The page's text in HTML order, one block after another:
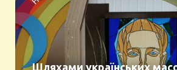
Шляхами українських